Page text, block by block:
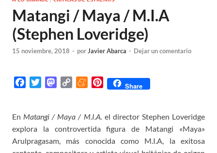
Matangi / Maya / M.I.A
(Stephen Loveridge)
15 noviembre, 2018 - porJavier Abarca - Dejar un comentario
e
b
o
t
t
e
M
t
o
d
y
L
i
M
e
a
m
P
t
e
r
Share
En Matangi / Maya / M.I.A.el director Stephen Loveridge
explora la controvertida figura de Matangi «Maya»
Arulpragasam, más conocida como M.I.A, la exitosa